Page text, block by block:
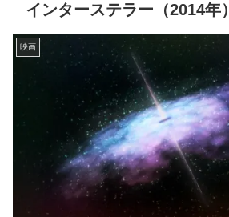
インターステラー（2014年）
映画